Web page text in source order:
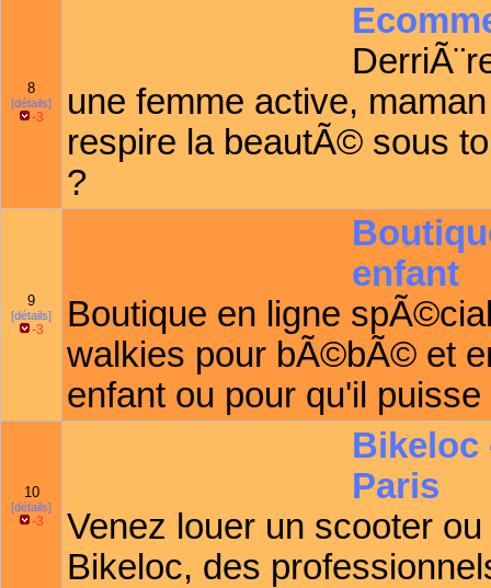
8
[détails]
-3
une femme active,
respire la beautÃ© sous
?
9
[détails]
-3
enfant
Boutique en ligne
walkies pour bÃ©bÃ© et
enfant ou pour qu'il
10
[détails]
-3
Bikeloc
Paris
Venez louer un scooter
Bikeloc, des